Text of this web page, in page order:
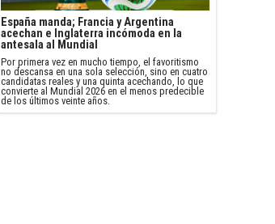
España manda; Francia y Argentina
acechan e Inglaterra incómoda en la
antesala al Mundial
Por primera vez en mucho tiempo, el favoritismo
no descansa en una sola selección, sino en cuatro
candidatas reales y una quinta acechando, lo que
convierte al Mundial 2026 en el menos predecible
de los últimos veinte años.